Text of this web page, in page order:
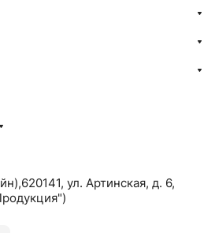
ул. Артинская, д. 6,